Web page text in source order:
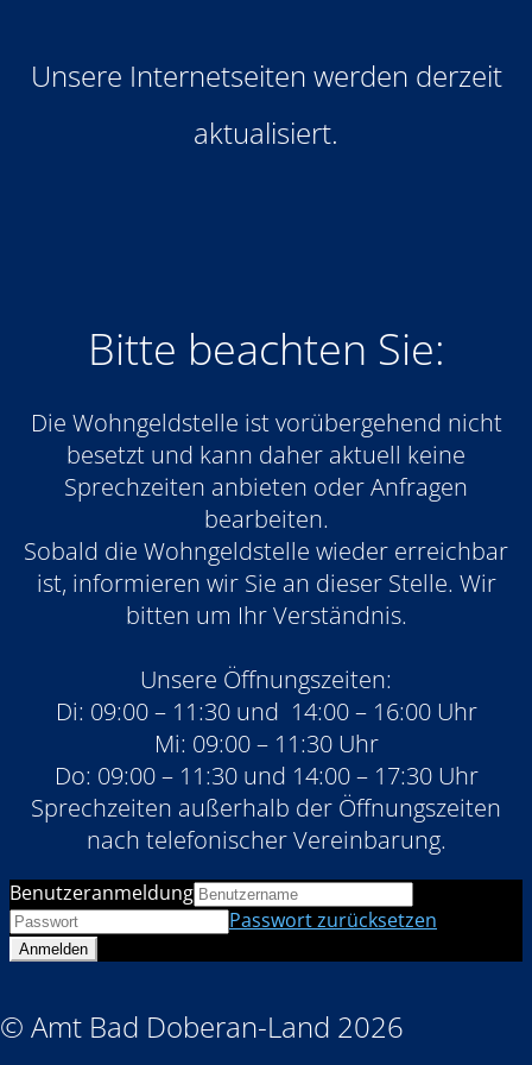
Unsere Internetseiten werden derzeit
aktualisiert.
Bitte beachten Sie:
Die Wohngeldstelle ist vorübergehend nicht
besetzt und kann daher aktuell keine
Sprechzeiten anbieten oder Anfragen
bearbeiten.
Sobald die Wohngeldstelle wieder erreichbar
ist, informieren wir Sie an dieser Stelle. Wir
bitten um Ihr Verständnis.
Unsere Öffnungszeiten:
Di: 09:00 – 11:30 und 14:00 – 16:00 Uhr
Mi: 09:00 – 11:30 Uhr
Do: 09:00 – 11:30 und 14:00 – 17:30 Uhr
Sprechzeiten außerhalb der Öffnungszeiten
nach telefonischer Vereinbarung.
© Amt Bad Doberan-Land 2026
Benutzeranmeldung
Passwort zurücksetzen